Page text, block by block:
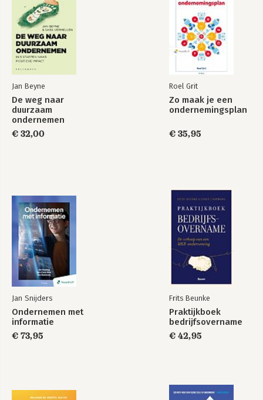
DEEL 4 MAAK IMPACT 141
De karakteristieken van impact 143
Leiderschap en activisme 164
DEEL 5 VERTEL JE VERHAAL 179
Inzicht en dynamiek creëren via communicatie 181
Koers bepalen via communicatie 188
Impact creëren via communicatie 196
BESLUIT 207
DANK! 209
Jan Beyne
De weg naar
duurzaam
ondernemen
€ 32,00
Roel Grit
Zo maak je een
ondernemingsplan
€ 35,95
Jan Snijders
Ondernemen met
informatie
€ 73,95
Frits Beunke
Praktijkboek
bedrijfsovername
€ 42,95